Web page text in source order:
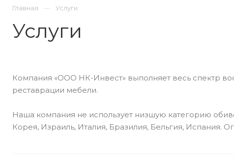
Главная Услуги
Услуги
Компания «ООО НК-Инвест» выполняет весь спектр
реставрации мебели.
Наша компания не использует низшую категорию
Корея, Израиль, Италия, Бразилия, Бельгия, Испания.